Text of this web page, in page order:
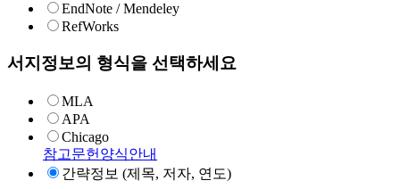
EndNote / Mendeley
RefWorks
서지정보의 형식을 선택하세요
MLA
APA
Chicago
참고문헌양식안내
간략정보 (제목, 저자, 연도)